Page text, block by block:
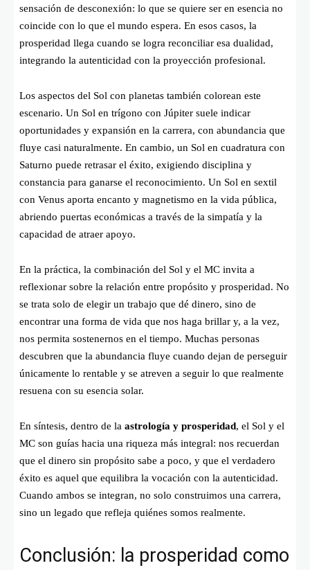
sensación de desconexión: lo que se quiere ser en esencia no
coincide con lo que el mundo espera. En esos casos, la
prosperidad llega cuando se logra reconciliar esa dualidad,
integrando la autenticidad con la proyección profesional.
Los aspectos del Sol con planetas también colorean este
escenario. Un Sol en trígono con Júpiter suele indicar
oportunidades y expansión en la carrera, con abundancia que
fluye casi naturalmente. En cambio, un Sol en cuadratura con
Saturno puede retrasar el éxito, exigiendo disciplina y
constancia para ganarse el reconocimiento. Un Sol en sextil
con Venus aporta encanto y magnetismo en la vida pública,
abriendo puertas económicas a través de la simpatía y la
capacidad de atraer apoyo.
En la práctica, la combinación del Sol y el MC invita a
reflexionar sobre la relación entre propósito y prosperidad. No
se trata solo de elegir un trabajo que dé dinero, sino de
encontrar una forma de vida que nos haga brillar y, a la vez,
nos permita sostenernos en el tiempo. Muchas personas
descubren que la abundancia fluye cuando dejan de perseguir
únicamente lo rentable y se atreven a seguir lo que realmente
resuena con su esencia solar.
En síntesis, dentro de la astrología y prosperidad, el Sol y el
MC son guías hacia una riqueza más integral: nos recuerdan
que el dinero sin propósito sabe a poco, y que el verdadero
éxito es aquel que equilibra la vocación con la autenticidad.
Cuando ambos se integran, no solo construimos una carrera,
sino un legado que refleja quiénes somos realmente.
Conclusión: la prosperidad como